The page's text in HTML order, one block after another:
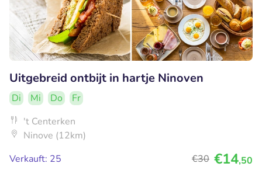
Uitgebreid ontbijt in hartje Ninoven
Di Mi Do
Fr
't Centerken
Ninove (12km)
Verkauft: 25
€30 €14,50